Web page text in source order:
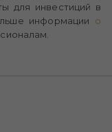
для инвестиций в
информации о